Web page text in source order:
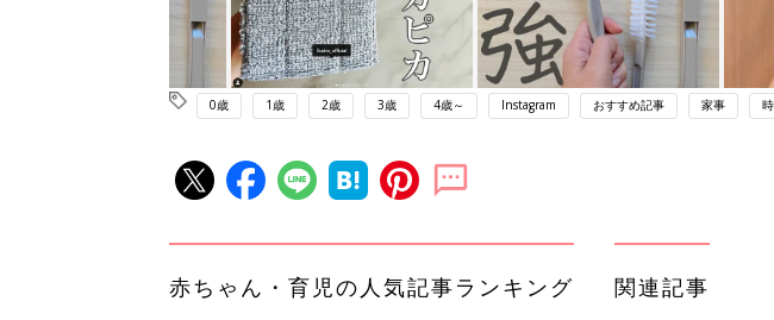
0歳 1歳 2歳 3歳 4歳～ Instagram おすすめ記事 家事
赤ちゃん・育児の人気記事ランキング 関連記事